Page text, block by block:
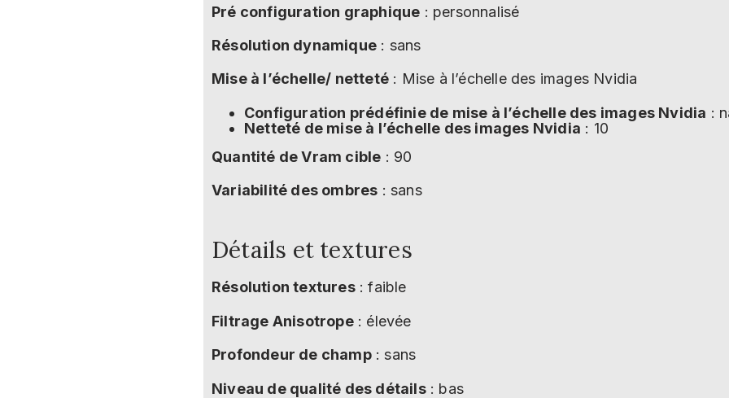
Pré configuration graphique : personnalisé
Résolution dynamique : sans
Mise à l’échelle/ netteté : Mise à l’échelle des images Nvidia
Configuration prédéfinie de mise à l’échelle des images Nvidia :
Netteté de mise à l’échelle des images Nvidia : 10
Quantité de Vram cible : 90
Variabilité des ombres : sans
Détails et textures
Résolution textures: faible
Filtrage Anisotrope: élevée
Profondeur de champ: sans
Niveau de qualité des détails: bas